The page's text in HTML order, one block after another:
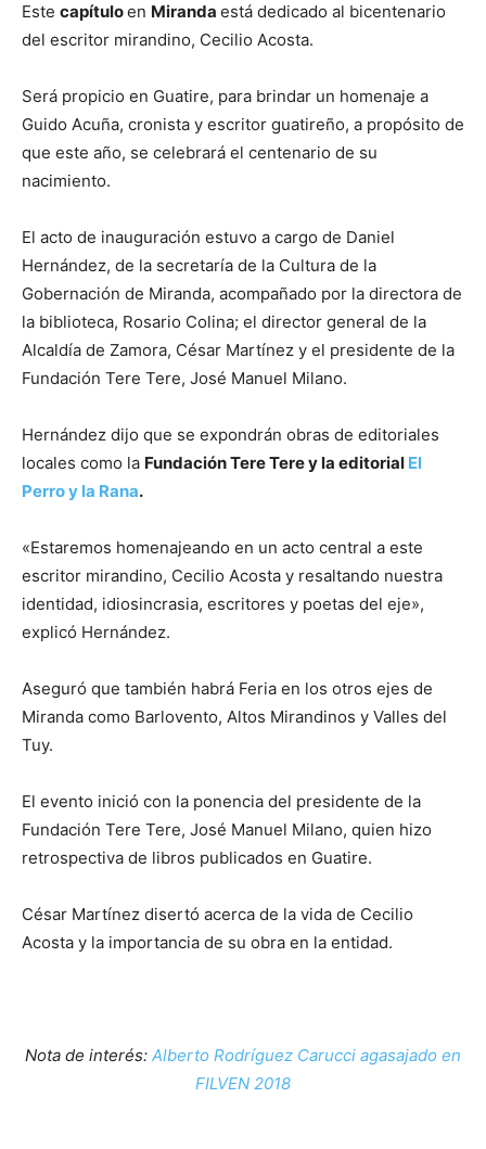
Este capítuloen Miranda está dedicado al bicentenario
del escritor mirandino, Cecilio Acosta.
Será propicio en Guatire, para brindar un homenaje a
Guido Acuña, cronista y escritor guatireño, a propósito de
que este año, se celebrará el centenario de su
nacimiento.
El acto de inauguración estuvo a cargo de Daniel
Hernández, de la secretaría de la Cultura de la
Gobernación de Miranda, acompañado por la directora de
la biblioteca, Rosario Colina; el director general de la
Alcaldía de Zamora, César Martínez y el presidente de la
Fundación Tere Tere, José Manuel Milano.
Hernández dijo que se expondrán obras de editoriales
locales como la Fundación Tere Tere y la editorial El
Perro y la Rana.
«Estaremos homenajeando en un acto central a este
escritor mirandino, Cecilio Acosta y resaltando nuestra
identidad, idiosincrasia, escritores y poetas del eje»,
explicó Hernández.
Aseguró que también habrá Feria en los otros ejes de
Miranda como Barlovento, Altos Mirandinos y Valles del
Tuy.
El evento inició con la ponencia del presidente de la
Fundación Tere Tere, José Manuel Milano, quien hizo
retrospectiva de libros publicados en Guatire.
César Martínez disertó acerca de la vida de Cecilio
Acosta y la importancia de su obra en la entidad.
Nota de interés: Alberto Rodríguez Carucci agasajado en
FILVEN 2018